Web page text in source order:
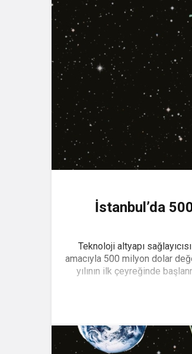
İstanbul’da
Teknoloji altyapı
amacıyla 500 milyon dolar
yılının ilk çeyreğinde